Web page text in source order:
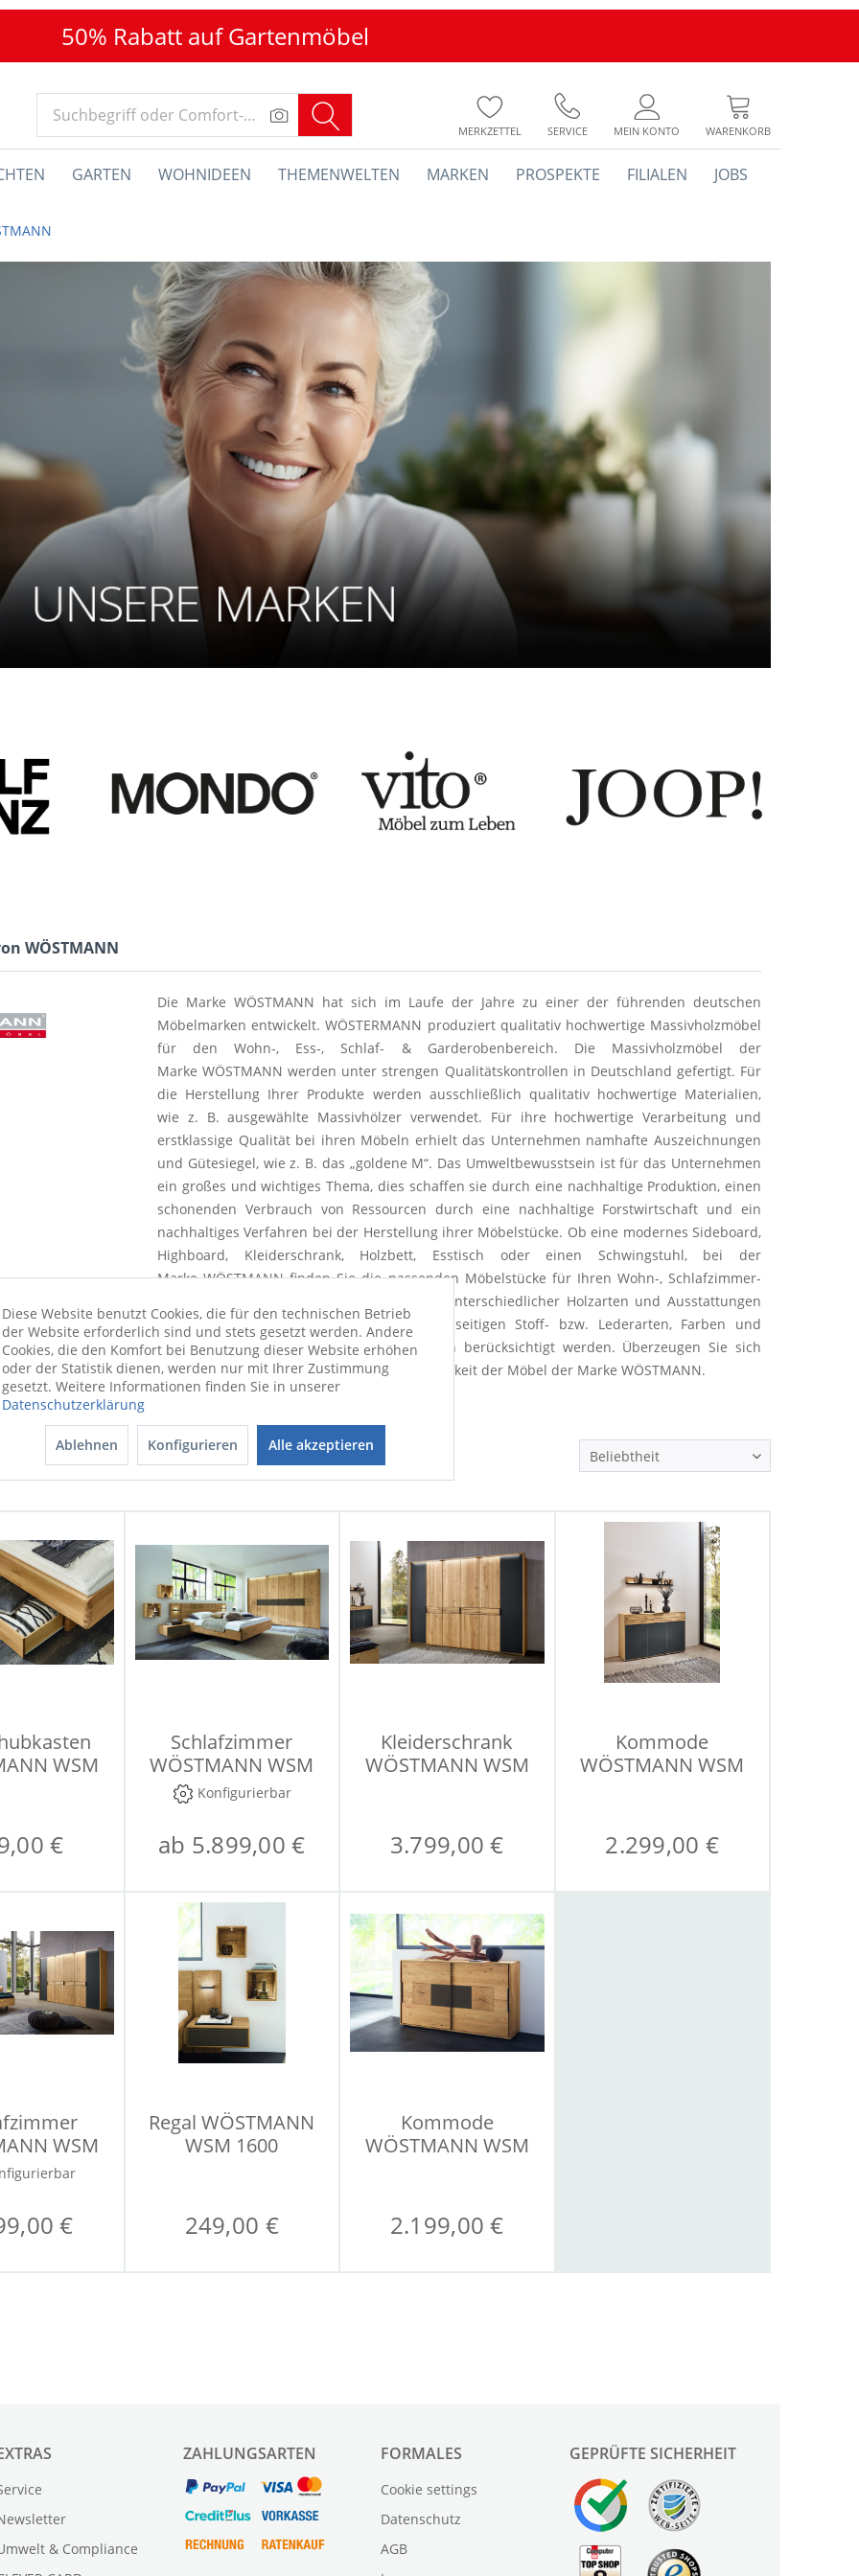
50% Rabatt auf Gartenmöbel
MERKZETTEL SERVICE MEIN KONTO WARENKORB
GARTEN WOHNIDEEN THEMENWELTEN MARKEN PROSPEKTE FILIALEN JOBS
WÖSTMANN
Die Marke WÖSTMANN hat sich im Laufe der Jahre zu einer der führenden deutschen
Möbelmarken entwickelt.WÖSTERMANN produziert qualitativ hochwertige Massivholzmöbel
für den Wohn-, Ess-, Schlaf- & Garderobenbereich. Die Massivholzmöbel der
MarkeWÖSTMANN werden unter strengen Qualitätskontrollen in Deutschland gefertigt. Für
die Herstellung Ihrer Produkte werden ausschließlich qualitativ hochwertige Materialien,
wie z. B. ausgewählte Massivhölzer verwendet. Für ihre hochwertige Verarbeitung und
erstklassige Qualität bei ihren Möbeln erhielt das Unternehmen namhafte Auszeichnungen
und Gütesiegel, wiez. B. das „goldene M“. Das Umweltbewusstsein ist für das Unternehmen
ein großes und wichtiges Thema, dies schaffen sie durch eine nachhaltige Produktion, einen
schonenden Verbrauch von Ressourcen durch eine nachhaltige Forstwirtschaft und ein
nachhaltiges Verfahren bei der Herstellung ihrer Möbelstücke. Ob eine modernes Sideboard,
Highboard, Kleiderschrank, Holzbett, Esstisch oder einen Schwingstuhl, bei der
MarkeWÖSTMANNfinden Sie die passenden Möbelstücke für Ihren Wohn-, Schlafzimmer-
und Essbereich. Durch die große Auswahl unterschiedlicher Holzarten und Ausstattungen
derWÖSTMANNMassivholzmöbel, der vielseitigen Stoff- bzw. Lederarten, Farben und
Features kann nahezu jeder Kundenwunsch berücksichtigt werden. Überzeugen Sie sich
selbst von der Vielseitigkeit und der Langlebigkeit der Möbel der Marke WÖSTMANN.
WSM
€
Schlafzimmer
WÖSTMANN WSM
1600
Konfigurierbar
ab 5.899,00 €
Kleiderschrank
WÖSTMANN WSM
3.799,00 €
Kommode
WÖSTMANN WSM
2.299,00 €
WSM
€
Regal WÖSTMANN
WSM 1600
249,00 €
Kommode
WÖSTMANN WSM
2.199,00 €
& Compliance
ZAHLUNGSARTEN FORMALES
Cookie settings
Datenschutz
AGB
GEPRÜFTE SICHERHEIT
Diese Website benutzt Cookies, die für den technischen Betrieb
der Website erforderlich sind und stets gesetzt werden. Andere
Cookies, die den Komfort bei Benutzung dieser Website erhöhen
oder der Statistik dienen, werden nur mit Ihrer Zustimmung
gesetzt. Weitere Informationen finden Sie in unserer
Datenschutzerklärung
Ablehnen Konfigurieren Alle akzeptieren